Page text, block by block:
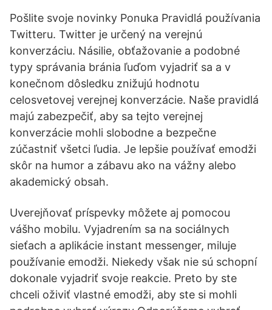
Pošlite svoje novinky Ponuka Pravidlá používania
Twitteru. Twitter je určený na verejnú
konverzáciu. Násilie, obťažovanie a podobné
typy správania bránia ľuďom vyjadriť sa a v
konečnom dôsledku znižujú hodnotu
celosvetovej verejnej konverzácie. Naše pravidlá
majú zabezpečiť, aby sa tejto verejnej
konverzácie mohli slobodne a bezpečne
zúčastniť všetci ľudia. Je lepšie používať emodži
skôr na humor a zábavu ako na vážny alebo
akademický obsah.
Uverejňovať príspevky môžete aj pomocou
vášho mobilu. Vyjadrením sa na sociálnych
sieťach a aplikácie instant messenger, miluje
používanie emodži. Niekedy však nie sú schopní
dokonale vyjadriť svoje reakcie. Preto by ste
chceli oživiť vlastné emodži, aby ste si mohli